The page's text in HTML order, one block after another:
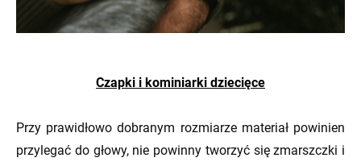
Czapki i kominiarki dziecięce
Przy prawidłowo dobranym rozmiarze materiał powinien
przylegać do głowy, nie powinny tworzyć się zmarszczki i